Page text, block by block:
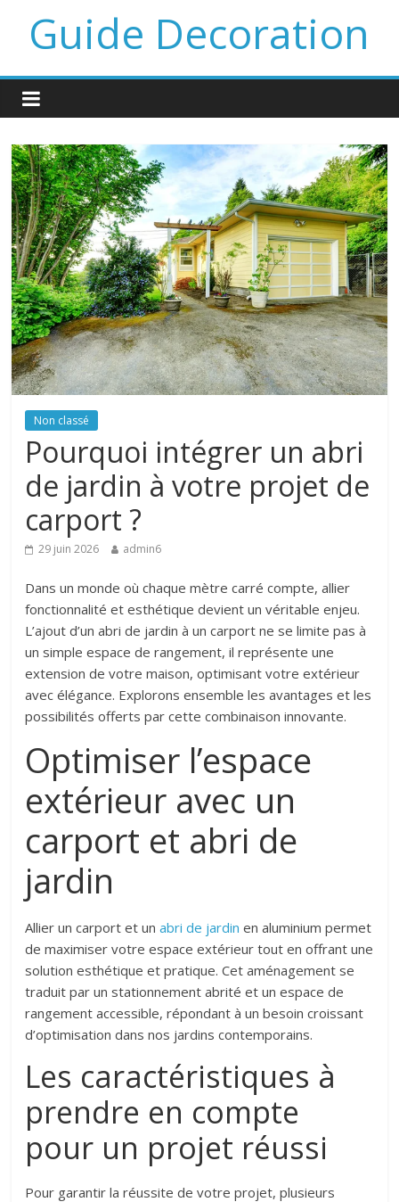
Guide Decoration
Non classé
Pourquoi intégrer un abri
de jardin à votre projet de
carport ?
29 juin 2026 admin6
Dans un monde où chaque mètre carré compte, allier
fonctionnalité et esthétique devient un véritable enjeu.
L’ajout d’un abri de jardin à un carport ne se limite pas à
un simple espace de rangement, il représente une
extension de votre maison, optimisant votre extérieur
avec élégance. Explorons ensemble les avantages et les
possibilités offerts par cette combinaison innovante.
Optimiser l’espace
extérieur avec un
carport et abri de
jardin
Allier un carport et unabri de jardin en aluminium permet
de maximiser votre espace extérieur tout en offrant une
solution esthétique et pratique. Cet aménagement se
traduit par un stationnement abrité et un espace de
rangement accessible, répondant à un besoin croissant
d’optimisation dans nos jardins contemporains.
Les caractéristiques à
prendre en compte
pour un projet réussi
Pour garantir la réussite de votre projet, plusieurs